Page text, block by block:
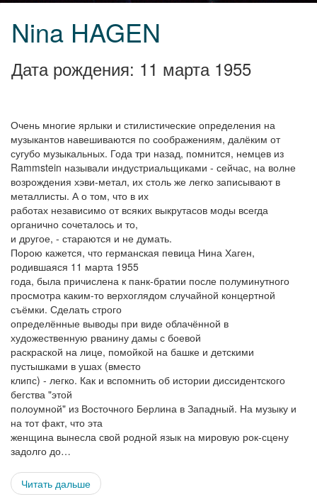
Nina HAGEN
Дата рождения: 11 марта 1955
Очень многие ярлыки и стилистические определения на
музыкантов навешиваются по соображениям, далёким от
сугубо музыкальных. Года три назад, помнится, немцев из
Rammstein называли индустриальщиками - сейчас, на волне
возрождения хэви-метал, их столь же легко записывают в
металлисты. А о том, что в их
работах независимо от всяких выкрутасов моды всегда
органично сочеталось и то,
и другое, - стараются и не думать.
Порою кажется, что германская певица Нина Хаген,
родившаяся 11 марта 1955
года, была причислена к панк-братии после полуминутного
просмотра каким-то верхоглядом случайной концертной
съёмки. Сделать строго
определённые выводы при виде облачённой в
художественную рванину дамы с боевой
раскраской на лице, помойкой на башке и детскими
пустышками в ушах (вместо
клипс) - легко. Как и вспомнить об истории диссидентского
бегства "этой
полоумной" из Восточного Берлина в Западный. На музыку и
на тот факт, что эта
женщина вынесла свой родной язык на мировую рок-сцену
задолго до…
Читать дальше